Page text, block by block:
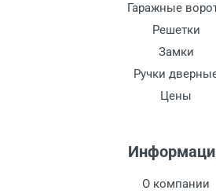
Гаражные
Решетки
Замки
Ручки
Цены
О компании